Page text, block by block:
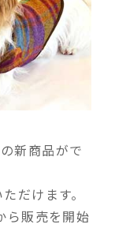
新商品がで
だけます。
ら販売を開始